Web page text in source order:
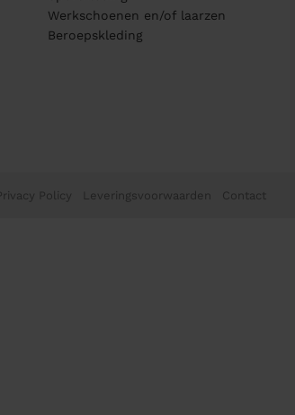
Werkschoenen en/of laarzen
Beroepskleding
Privacy Policy Leveringsvoorwaarden Contact